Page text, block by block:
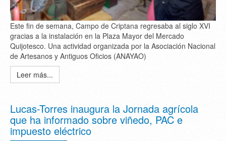
Este fin de semana, Campo de Criptana regresaba al siglo XVI
gracias a la instalación en la Plaza Mayor del Mercado
Quijotesco. Una actividad organizada por la Asociación Nacional
de Artesanos y Antiguos Oficios (ANAYAO)
Leer más...
Lucas-Torres inaugura la Jornada agrícola
que ha informado sobre viñedo, PAC e
impuesto eléctrico